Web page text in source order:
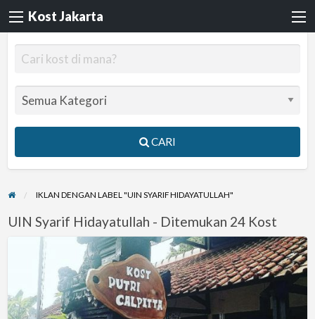
Kost Jakarta
CARI
IKLAN DENGAN LABEL "UIN SYARIF HIDAYATULLAH"
UIN Syarif Hidayatullah - Ditemukan 24 Kost
Putri
Kampung